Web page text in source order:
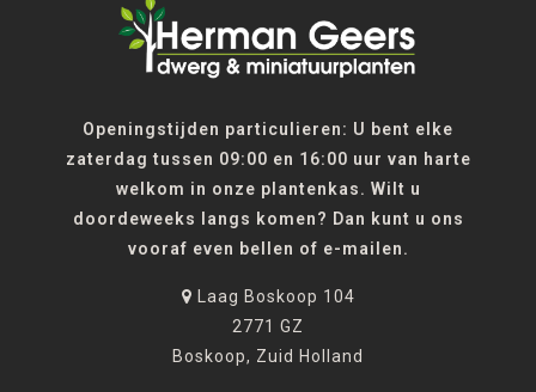
Openingstijden particulieren: U bent elke
zaterdag tussen 09:00 en 16:00 uur van harte
welkom in onze plantenkas. Wilt u
doordeweeks langs komen? Dan kunt u ons
vooraf even bellen of e-mailen.
Laag Boskoop 104
2771 GZ
Boskoop, Zuid Holland